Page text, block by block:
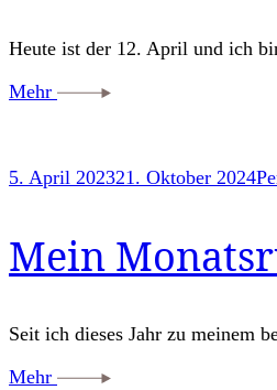
Heute ist der 12. April und ich
Mehr
5. April 202321. Oktober 2024
Mein
Seit ich dieses Jahr zu meinem
Mehr